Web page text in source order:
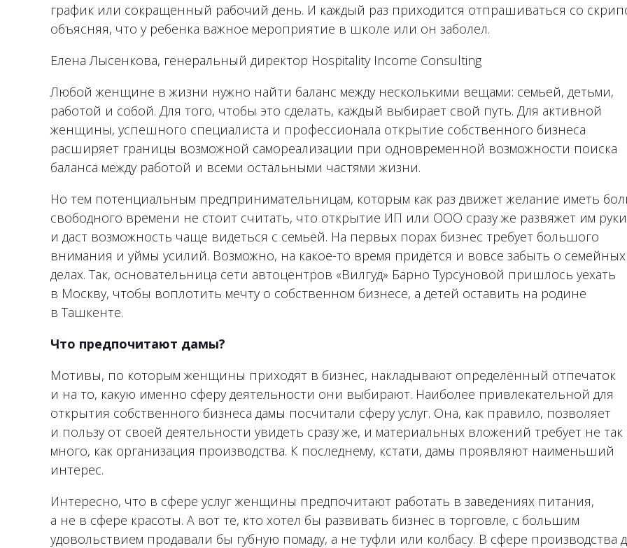
график или сокращенный рабочий день. И каждый раз приходится отпрашиваться со
объясняя, что у ребенка важное мероприятие в школе или он заболел.
Елена Лысенкова, генеральный директор Hospitality Income Consulting
Любой женщине в жизни нужно найти баланс между несколькими вещами: семьей, детьми,
работой и собой. Для того, чтобы это сделать, каждый выбирает свой путь. Для активной
женщины, успешного специалиста и профессионала открытие собственного бизнеса
расширяет границы возможной самореализации при одновременной возможности поиска
баланса между работой и всеми остальными частями жизни.
Но тем потенциальным предпринимательницам, которым как раз движет желание иметь
свободного времени не стоит считать, что открытие ИП или ООО сразу же развяжет им руки
и даст возможность чаще видеться с семьёй. На первых порах бизнес требует большого
внимания и уймы усилий. Возможно, на какое-то время придётся и вовсе забыть о семейных
делах. Так, основательница сети автоцентров «Вилгуд» Барно Турсуновой пришлось уехать
в Москву, чтобы воплотить мечту о собственном бизнесе, а детей оставить на родине
в Ташкенте.
Что предпочитают дамы?
Мотивы, по которым женщины приходят в бизнес, накладывают определённый отпечаток
и на то, какую именно сферу деятельности они выбирают. Наиболее привлекательной для
открытия собственного бизнеса дамы посчитали сферу услуг. Она, как правило, позволяет
и пользу от своей деятельности увидеть сразу же, и материальных вложений требует не так
много, как организация производства. К последнему, кстати, дамы проявляют наименьший
интерес.
Интересно, что в сфере услуг женщины предпочитают работать в заведениях питания,
а не в сфере красоты. А вот те, кто хотел бы развивать бизнес в торговле, с большим
удовольствием продавали бы губную помаду, а не туфли или колбасу. В сфере производства